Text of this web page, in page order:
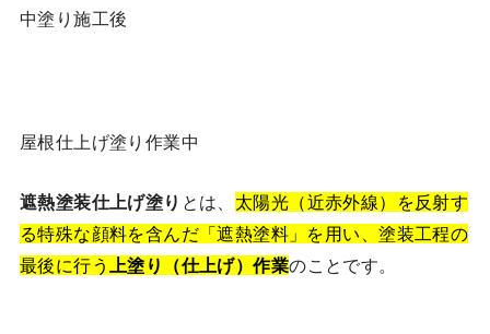
中塗り施工後
屋根仕上げ塗り作業中
遮熱塗装仕上げ塗り とは、 太陽光（近赤外線）を反射す
る特殊な顔料を含んだ「遮熱塗料」を用い、塗装工程の
最後に行う
上塗り（仕上げ）作業のことです。